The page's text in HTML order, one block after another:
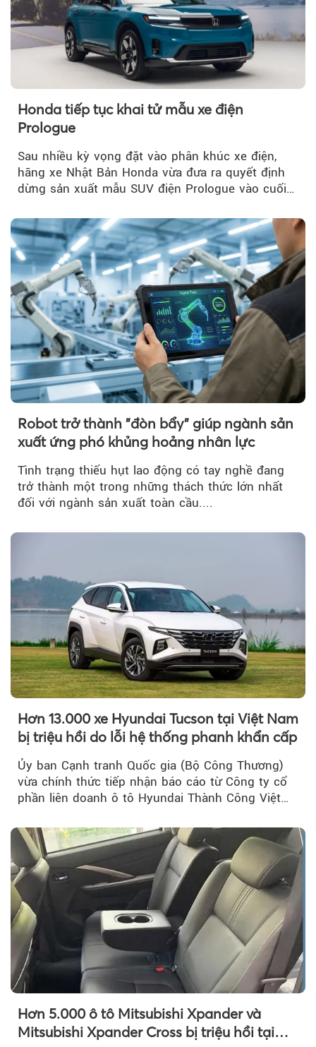
Honda tiếp tục khai tử mẫu xe điện
Prologue
Sau nhiều kỳ vọng đặt vào phân khúc xe điện,
hãng xe Nhật Bản Honda vừa đưa ra quyết định
dừng sản xuất mẫu SUV điện Prologue vào cuối
Robot trở thành "đòn bẩy" giúp ngành sản
xuất ứng phó khủng hoảng nhân lực
Tình trạng thiếu hụt lao động có tay nghề đang
trở thành một trong những thách thức lớn nhất
đối với ngành sản xuất toàn cầu....
Hơn 13.000 xe Hyundai Tucson tại Việt Nam
bị triệu hồi do lỗi hệ thống phanh khẩn cấp
Ủy ban Cạnh tranh Quốc gia (Bộ Công Thương)
vừa chính thức tiếp nhận báo cáo từ Công ty cổ
phần liên doanh ô tô Hyundai Thành Công Việt
Hơn 5.000 ô tô Mitsubishi Xpander và
Mitsubishi Xpander Cross bị triệu hồi tại